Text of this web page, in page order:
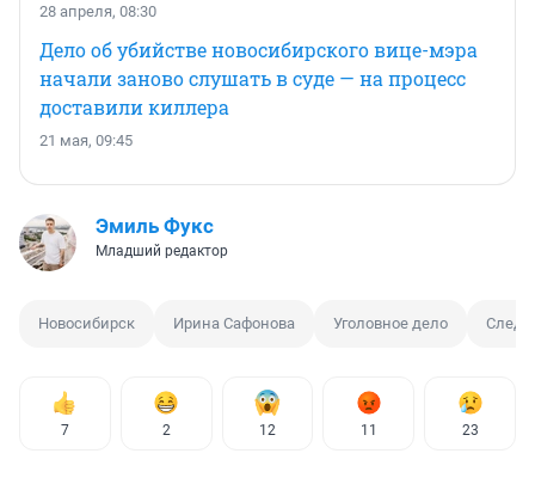
28 апреля, 08:30
Дело об убийстве новосибирского вице-мэра
начали заново слушать в суде — на процесс
доставили киллера
21 мая, 09:45
Эмиль Фукс
Младший редактор
Новосибирск Ирина Сафонова Уголовное дело
7 2 12 11 23